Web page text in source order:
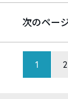
1 2
次のペー